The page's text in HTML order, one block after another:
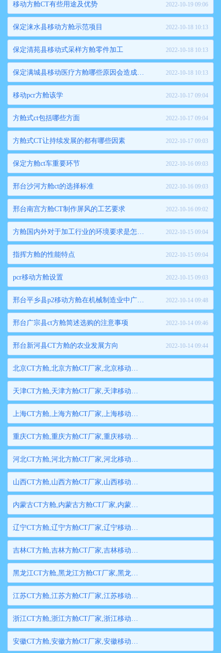
移动方舱CT有些用途及优势 2022-10-19 09:06
保定涞水县移动方舱示范项目 2022-10-18 10:13
保定清苑县移动式采样方舱零件加工 2022-10-18 10:13
保定满城县移动医疗方舱哪些原因会造成损坏 2022-10-18 10:13
移动pcr方舱该学 2022-10-17 09:04
方舱式ct包括哪些方面 2022-10-17 09:04
方舱式CT让持续发展的都有哪些因素 2022-10-17 09:03
保定方舱ct车重要环节 2022-10-16 09:03
邢台沙河方舱ct的选择标准 2022-10-16 09:03
邢台南宫方舱CT制作屏风的工艺要求 2022-10-16 09:02
方舱国内外对于加工行业的环境要求是怎样的 2022-10-15 09:04
指挥方舱的性能特点 2022-10-15 09:04
pcr移动方舱设置 2022-10-15 09:03
邢台平乡县p2移动方舱在机械制造业中广泛应用 2022-10-14 09:48
邢台广宗县ct方舱简述选购的注意事项 2022-10-14 09:46
邢台新河县CT方舱的农业发展方向 2022-10-14 09:44
北京CT方舱,北京方舱CT厂家,北京移动方舱CT,北京医用CT方舱,北京方舱式CT,北京方舱CT
天津CT方舱,天津方舱CT厂家,天津移动方舱CT,天津医用CT方舱,天津方舱式CT,天津方舱CT
上海CT方舱,上海方舱CT厂家,上海移动方舱CT,上海医用CT方舱,上海方舱式CT,上海方舱CT
重庆CT方舱,重庆方舱CT厂家,重庆移动方舱CT,重庆医用CT方舱,重庆方舱式CT,重庆方舱CT
河北CT方舱,河北方舱CT厂家,河北移动方舱CT,河北医用CT方舱,河北方舱式CT,河北方舱CT
山西CT方舱,山西方舱CT厂家,山西移动方舱CT,山西医用CT方舱,山西方舱式CT,山西方舱CT
内蒙古CT方舱,内蒙古方舱CT厂家,内蒙古移动方舱CT,内蒙古医用CT方舱,内蒙古方舱式CT,内蒙古方舱CT
辽宁CT方舱,辽宁方舱CT厂家,辽宁移动方舱CT,辽宁医用CT方舱,辽宁方舱式CT,辽宁方舱CT
吉林CT方舱,吉林方舱CT厂家,吉林移动方舱CT,吉林医用CT方舱,吉林方舱式CT,吉林方舱CT
黑龙江CT方舱,黑龙江方舱CT厂家,黑龙江移动方舱CT,黑龙江医用CT方舱,黑龙江方舱式CT,黑龙江方舱CT
江苏CT方舱,江苏方舱CT厂家,江苏移动方舱CT,江苏医用CT方舱,江苏方舱式CT,江苏方舱CT
浙江CT方舱,浙江方舱CT厂家,浙江移动方舱CT,浙江医用CT方舱,浙江方舱式CT,浙江方舱CT
安徽CT方舱,安徽方舱CT厂家,安徽移动方舱CT,安徽医用CT方舱,安徽方舱式CT,安徽方舱CT